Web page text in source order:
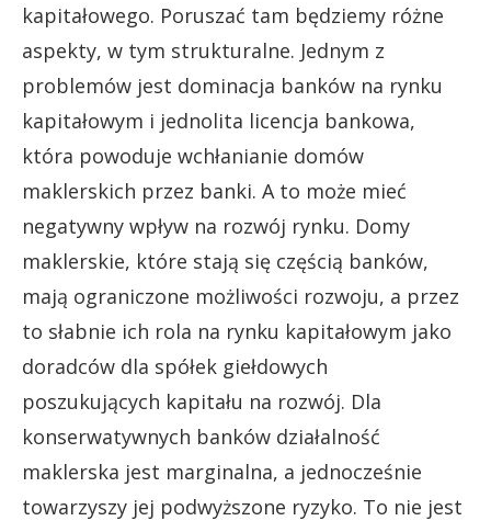
kapitałowego. Poruszać tam będziemy różne
aspekty, w tym strukturalne. Jednym z
problemów jest dominacja banków na rynku
kapitałowym i jednolita licencja bankowa,
która powoduje wchłanianie domów
maklerskich przez banki. A to może mieć
negatywny wpływ na rozwój rynku. Domy
maklerskie, które stają się częścią banków,
mają ograniczone możliwości rozwoju, a przez
to słabnie ich rola na rynku kapitałowym jako
doradców dla spółek giełdowych
poszukujących kapitału na rozwój. Dla
konserwatywnych banków działalność
maklerska jest marginalna, a jednocześnie
towarzyszy jej podwyższone ryzyko. To nie jest